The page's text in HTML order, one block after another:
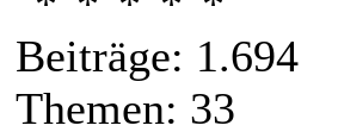
Beiträge: 1.694
Themen: 33